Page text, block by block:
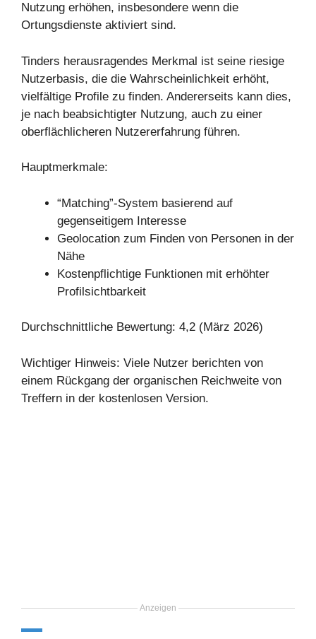
Nutzung erhöhen, insbesondere wenn die
Ortungsdienste aktiviert sind.
Tinders herausragendes Merkmal ist seine riesige
Nutzerbasis, die die Wahrscheinlichkeit erhöht,
vielfältige Profile zu finden. Andererseits kann dies,
je nach beabsichtigter Nutzung, auch zu einer
oberflächlicheren Nutzererfahrung führen.
Hauptmerkmale:
“Matching”-System basierend auf
gegenseitigem Interesse
Geolocation zum Finden von Personen in der
Nähe
Kostenpflichtige Funktionen mit erhöhter
Profilsichtbarkeit
Durchschnittliche Bewertung: 4,2 (März 2026)
Wichtiger Hinweis: Viele Nutzer berichten von
einem Rückgang der organischen Reichweite von
Treffern in der kostenlosen Version.
Anzeigen